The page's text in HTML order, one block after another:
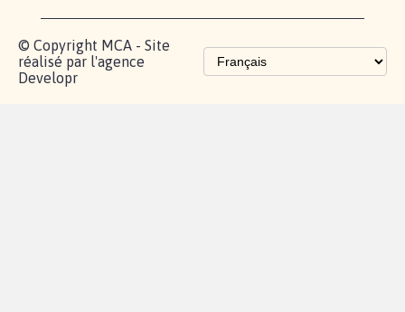
© Copyright MCA - Site
réalisé par l'agence
Developr